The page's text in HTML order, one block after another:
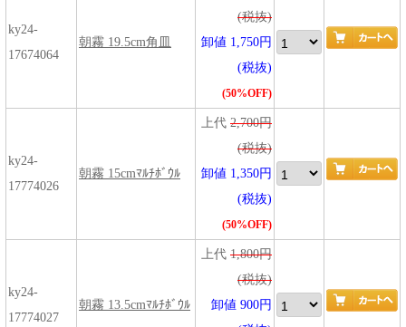
ky24-
17674064
朝霧 19.5cm角皿
(税抜)
卸値 1,750円
(税抜)
(50%OFF)
ky24-
17774026
朝霧 15cmﾏﾙﾁﾎﾞｳﾙ
上代 2,700円
(税抜)
卸値 1,350円
(税抜)
(50%OFF)
ky24-
17774027
朝霧 13.5cmﾏﾙﾁﾎﾞｳﾙ
上代 1,800円
(税抜)
卸値 900円